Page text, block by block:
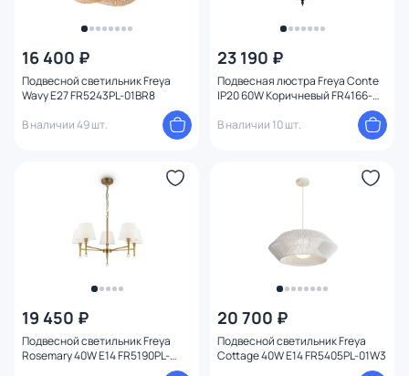
16 400 ₽
Подвесной светильник Freya
Wavy E27 FR5243PL-01BR8
В наличии 49 шт.
23 190 ₽
Подвесная люстра Freya Conte
IP20 60W Коричневый FR4166-
В наличии 10 шт.
19 450 ₽
Подвесной светильник Freya
Rosemary 40W E14 FR5190PL-
20 700 ₽
Подвесной светильник Freya
Cottage 40W E14 FR5405PL-01W3